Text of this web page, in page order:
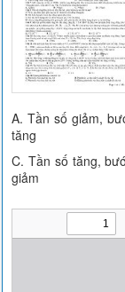
A. Tần số giảm,
tăng
C. Tần số tăng,
giảm